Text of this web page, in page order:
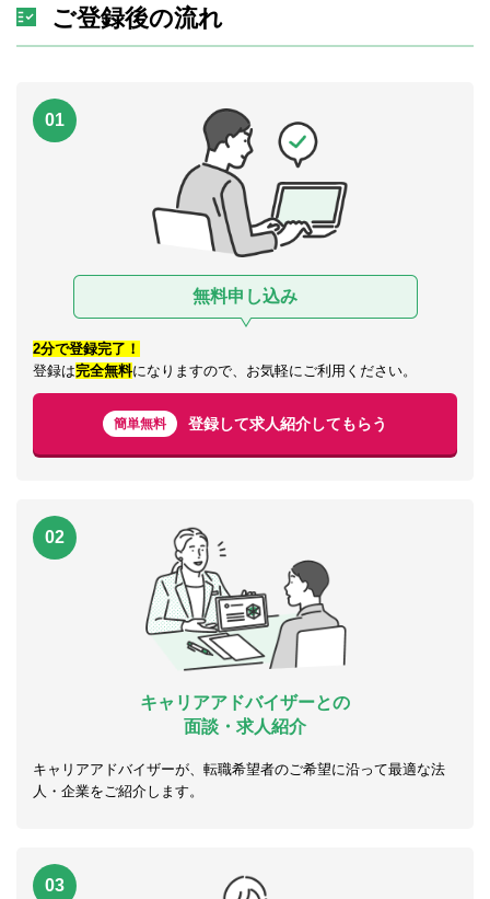
ご登録後の流れ
01
無料申し込み
2分で登録完了！
登録は完全無料になりますので、お気軽にご利用ください。
簡単無料 登録して求人紹介してもらう
02
キャリアアドバイザーとの
面談・求人紹介
キャリアアドバイザーが、転職希望者のご希望に沿って最適な法
人・企業をご紹介します。
03